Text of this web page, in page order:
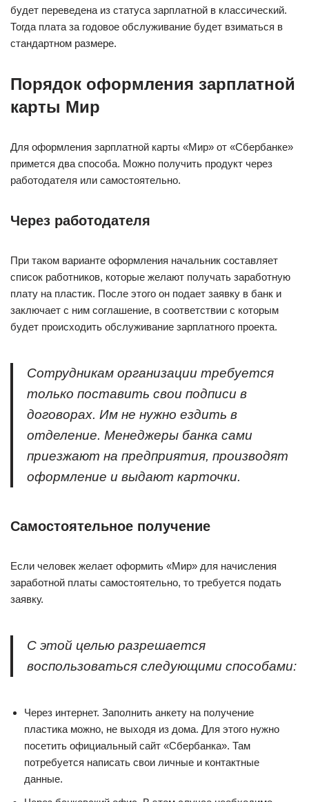
будет переведена из статуса зарплатной в классический.
Тогда плата за годовое обслуживание будет взиматься в
стандартном размере.
Порядок оформления зарплатной
карты Мир
Для оформления зарплатной карты «Мир» от «Сбербанке»
примется два способа. Можно получить продукт через
работодателя или самостоятельно.
Через работодателя
При таком варианте оформления начальник составляет
список работников, которые желают получать заработную
плату на пластик. После этого он подает заявку в банк и
заключает с ним соглашение, в соответствии с которым
будет происходить обслуживание зарплатного проекта.
Сотрудникам организации требуется
только поставить свои подписи в
договорах. Им не нужно ездить в
отделение. Менеджеры банка сами
приезжают на предприятия, производят
оформление и выдают карточки.
Самостоятельное получение
Если человек желает оформить «Мир» для начисления
заработной платы самостоятельно, то требуется подать
заявку.
С этой целью разрешается
воспользоваться следующими способами:
Через интернет. Заполнить анкету на получение
пластика можно, не выходя из дома. Для этого нужно
посетить официальный сайт «Сбербанка». Там
потребуется написать свои личные и контактные
данные.